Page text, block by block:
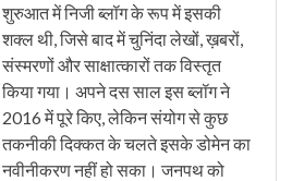
शुरुआत में निजी ब्लॉग के रूप में इसकी
शक्ल थी, जिसे बाद में चुनिंदा लेखों, ख़बरों,
संस्मरणों और साक्षात्कारों तक विस्तृत
किया गया। अपने दस साल इस ब्लॉग ने
2016 में पूरे किए, लेकिन संयोग से कुछ
तकनीकी दिक्कत के चलते इसके डोमेन का
नवीनीकरण नहीं हो सका। जनपथ को